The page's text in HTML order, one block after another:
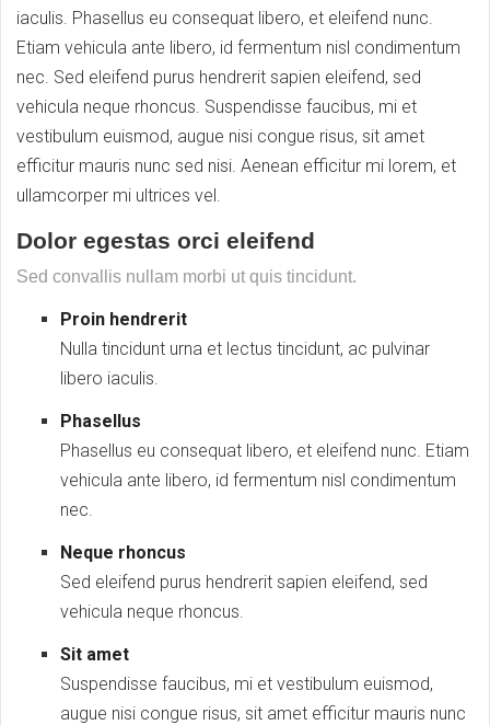
iaculis. Phasellus eu consequat libero, et eleifend nunc.
Etiam vehicula ante libero, id fermentum nisl condimentum
nec. Sed eleifend purus hendrerit sapien eleifend, sed
vehicula neque rhoncus. Suspendisse faucibus, mi et
vestibulum euismod, augue nisi congue risus, sit amet
efficitur mauris nunc sed nisi. Aenean efficitur mi lorem, et
ullamcorper mi ultrices vel.
Dolor egestas orci eleifend
Sed convallis nullam morbi ut quis tincidunt.
Proin hendrerit
Nulla tincidunt urna et lectus tincidunt, ac pulvinar
libero iaculis.
Phasellus
Phasellus eu consequat libero, et eleifend nunc. Etiam
vehicula ante libero, id fermentum nisl condimentum
nec.
Neque rhoncus
Sed eleifend purus hendrerit sapien eleifend, sed
vehicula neque rhoncus.
Sit amet
Suspendisse faucibus, mi et vestibulum euismod,
augue nisi congue risus, sit amet efficitur mauris nunc